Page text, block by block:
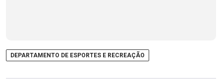
DEPARTAMENTO DE ESPORTES E RECREAÇÃO